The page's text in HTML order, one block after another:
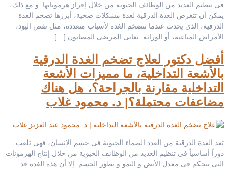
فى تنظيم العديد من الوظائف الحيوية من خلال إفراز هرموناتها. و مع ذلك،
يمكن أن تتعرض الغدة الدرقية لعدة مشكلات صحية، أبرزها تضخم الغدة
الدرقية، الذى يحدث عندما تتضخم الغدة لأسباب متعددة، مثل نقص اليود،
الأمراض المناعية، أو الوراثة. يعانى المرضى المصابون […]
أفضل دكتور لعلاج تضخم الغدة الدرقية
بالأشعة التداخلية، ما مميزات الأشعة
التداخلية مقارنة بالجراحة؟، هل هناك
مضاعفات محتملة؟| د. محمود غلاب
تعد الغدة الدرقية من الغدد الصماء الحيوية فى جسم الإنسان، فهى تلعب
دوراً أساسياً فى تنظيم العديد من الوظائف الحيوية من خلال إنتاج الهرمونات
التى تتحكم فى معدل الأيض و النمو و تطور الجسم. إلا أن هذه الغدة قد